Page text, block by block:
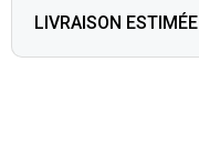
LIVRAISON ESTIMÉE